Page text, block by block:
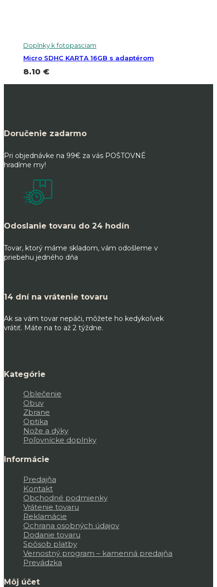
Doplnky k fotopasciam
Micro SDHC KARTA 16GB s adaptérom
8.10 €
Doručenie zadarmo
Pri objednávke na 99€ za vás POŠTOVNÉ
hradíme my!
Odoslanie tovaru do 24 hodín
Tovar, ktorý máme skladom, vám odošleme v
priebehu jedného dňa
14 dní na vrátenie tovaru
Ak sa vám tovar nepáči, môžete ho kedykoľvek
vrátiť. Máte na to až 2 týždne.
Kategórie
Oblečenie
Obuv
Zbrane
Optika
Nože a dýky
Poľovnícke doplnky
Informácie
Predajňa
Kontakt
Obchodné podmienky
Vrátenie tovaru
Reklamácie
Ochrana osobných údajov
Dodanie tovaru
Spôsob platby
Vernostný program – kamenná predajňa
Prevádzka
Môj účet